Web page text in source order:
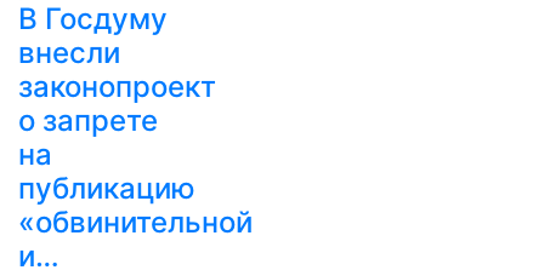
В Госдуму
внесли
законопроект
о запрете
на
публикацию
«обвинительной
и…